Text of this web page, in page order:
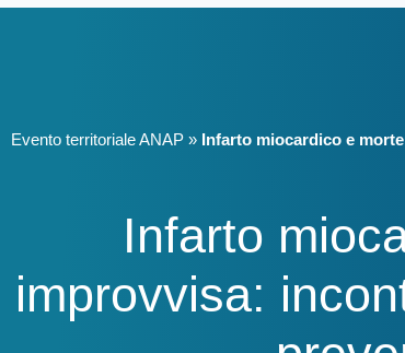
Evento territoriale ANAP » Infarto miocardico e
Infarto
improvvisa: